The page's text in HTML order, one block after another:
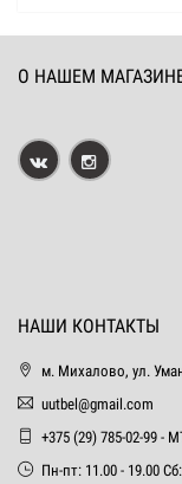
О НАШЕМ
НАШИ КОНТАКТЫ
м. Михалово, ул.
uutbel@gmail.com
+375 (29) 785-02-99 -
Пн-пт: 11.00 - 19.00